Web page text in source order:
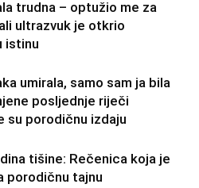
trudna – optužio me za
ultrazvuk je otkrio
istinu
umirala, samo sam ja bila
posljednje riječi
su porodičnu izdaju
tišine: Rečenica koja je
porodičnu tajnu